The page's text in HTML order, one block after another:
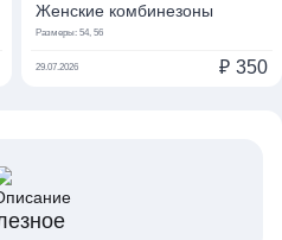
Женские комбинезоны
Размеры: 54, 56
29.07.2026 ₽ 350